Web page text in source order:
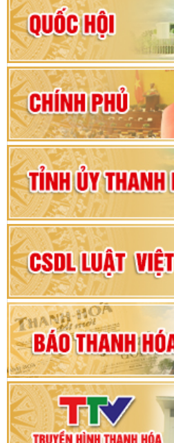
Hướng dẫn quy trình
khoá XVI và đại biểu
2026-2031
80 năm Quốc hội
vì sự phát triển của
Bộ Chính trị duyệt
Đảng bộ tỉnh Thanh
2025 - 2030
Đại hội đại biểu Đảng
nhiệm kỳ 2025 – 2030
Đại hội Đảng bộ xã
nhiệm kỳ 2025 - 2030
Khai mạc Kỳ họp bất
hội khóa XV
Phiên thảo luận Kỳ
Thanh Hóa khóa
Bế mạc Kỳ họp thứ
tỉnh khoá XVIII